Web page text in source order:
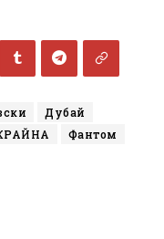
Дубай
Фантом